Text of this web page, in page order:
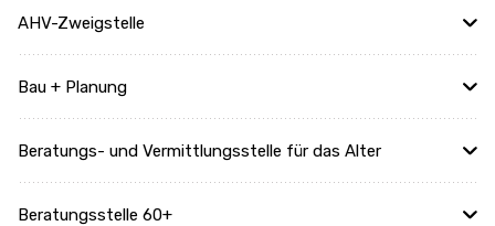
AHV-Zweigstelle
Bau + Planung
Beratungs- und Vermittlungsstelle für das Alter
Beratungsstelle 60+